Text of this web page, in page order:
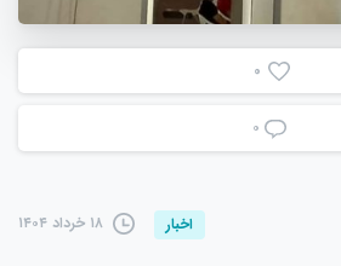
0
۰
اخبار ۱۸ خرداد ۱۴۰۴